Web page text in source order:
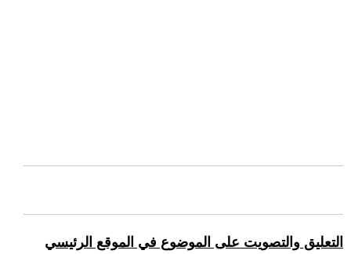
التعليق والتصويت على الموضوع في الموقع الرئيسي